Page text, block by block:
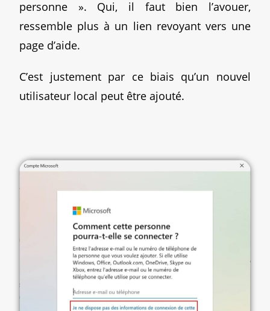
personne ». Qui, il faut bien l’avouer,
ressemble plus à un lien revoyant vers une
page d’aide.
C’est justement par ce biais qu’un nouvel
utilisateur local peut être ajouté.